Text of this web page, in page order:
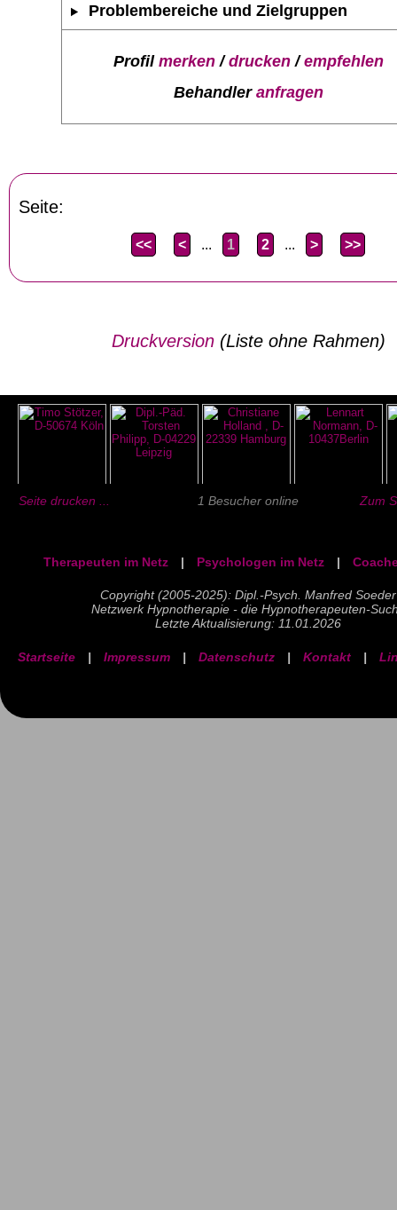
Problembereiche und Zielgruppen
Profil merken/drucken/empfehlen
Behandler anfragen
Seite:
<< < ... 1 2 ... > >>
Druckversion(Liste ohne Rahmen)
Seite drucken ... 1 Besucher online Zum
Therapeuten im Netz | Psychologen im Netz |
Copyright (2005-2025): Dipl.-Psych. Manfred Soeder
Netzwerk Hypnotherapie - die Hypnotherapeuten-
Letzte Aktualisierung: 11.01.2026
Startseite | Impressum | Datenschutz | Kontakt |